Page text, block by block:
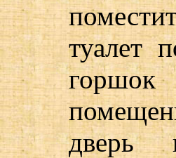
туалет
дверь